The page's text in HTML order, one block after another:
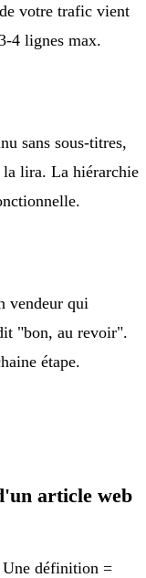
votre trafic vient
4 lignes max.
sans sous-titres,
la lira. La hiérarchie
vendeur qui
"bon, au revoir".
étape.
article web
Une définition =